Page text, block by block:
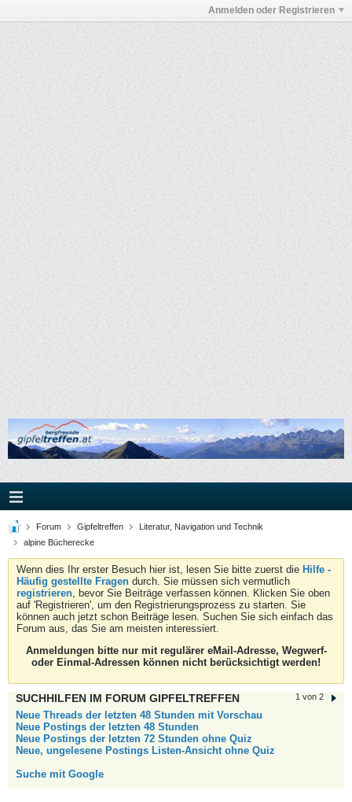
Anmelden oder Registrieren
Forum Gipfeltreffen
Literatur, Navigation und Technik
alpine Bücherecke
Wenn dies Ihr erster Besuch hier ist, lesen Sie bitte zuerst die Hilfe -
Häufig gestellte Fragen durch. Sie müssen sich vermutlich
registrieren, bevor Sie Beiträge verfassen können. Klicken Sie oben
auf 'Registrieren', um den Registrierungsprozess zu starten. Sie
können auch jetzt schon Beiträge lesen. Suchen Sie sich einfach das
Forum aus, das Sie am meisten interessiert.
Anmeldungen bitte nur mit regulärer eMail-Adresse, Wegwerf-
oder Einmal-Adressen können nicht berücksichtigt werden!
1 von 2
SUCHHILFEN IM FORUM GIPFELTREFFEN
Neue Threads der letzten 48 Stunden mit Vorschau
Neue Postings der letzten 48 Stunden
Neue Postings der letzten 72 Stunden ohne Quiz
Neue, ungelesene Postings Listen-Ansicht ohne Quiz
Suche mit Google